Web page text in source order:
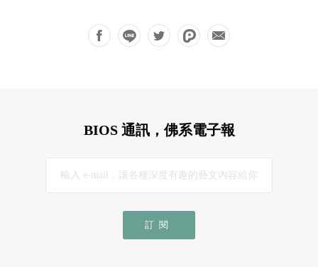
BIOS 通訊，佛系電子報
訂閱